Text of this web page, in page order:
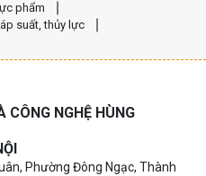
phẩm
suất, thủy lực
CÔNG NGHỆ HÙNG
Phường Đông Ngạc, Thành